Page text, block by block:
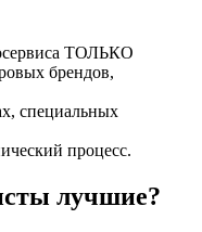
ТОЛЬКО
брендов,
специальных
процесс.
лучшие?